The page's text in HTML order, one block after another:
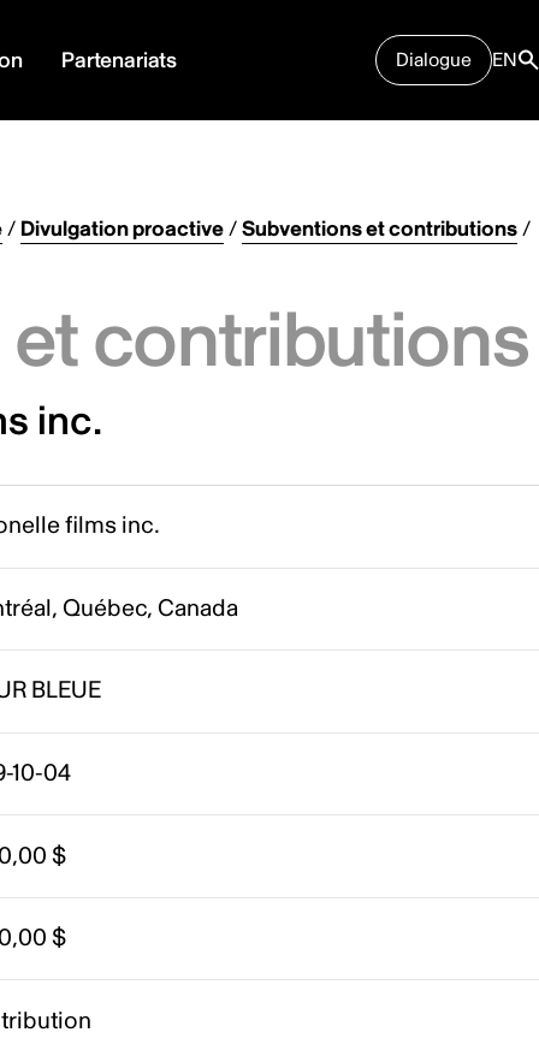
Partenariats Dialogue EN
/ Divulgation proactive/Subventions et contributions/
contributions
inc.
films inc.
Québec, Canada
BLEUE
10-04
$
$